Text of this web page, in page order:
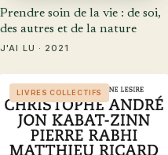
Prendre soin de la vie : de soi,
des autres et de la nature
J'AI LU · 2021
LIVRES COLLECTIFS